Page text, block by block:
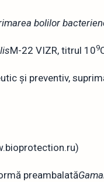
bolilor
M-22 VIZR, titrul 109
și preventiv,
preambalată